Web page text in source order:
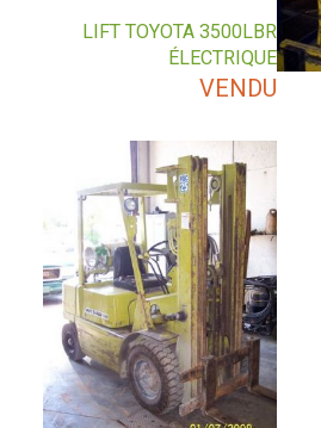
LIFT TOYOTA 3500LBR
ÉLECTRIQUE
VENDU